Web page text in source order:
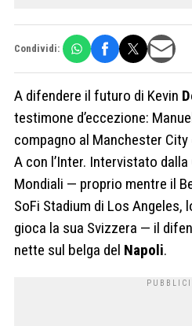
Condividi:
A difendere il futuro di Kevin
testimone d’eccezione:
compagno al Manchester
A con l’Inter. Intervistato
Mondiali — proprio mentre il
SoFi Stadium di Los
gioca la sua Svizzera — il
nette sul belga del Napoli.